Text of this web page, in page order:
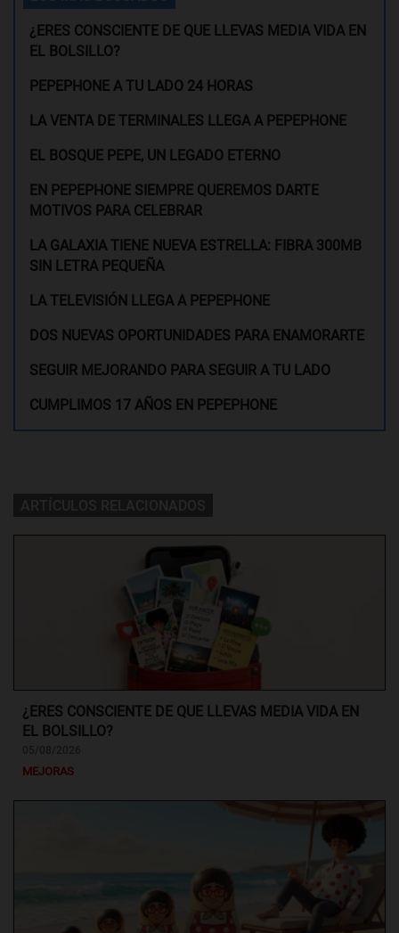
¿ERES CONSCIENTE DE QUE LLEVAS MEDIA VIDA EN
EL BOLSILLO?
PEPEPHONE A TU LADO 24 HORAS
LA VENTA DE TERMINALES LLEGA A PEPEPHONE
EL BOSQUE PEPE, UN LEGADO ETERNO
EN PEPEPHONE SIEMPRE QUEREMOS DARTE
MOTIVOS PARA CELEBRAR
LA GALAXIA TIENE NUEVA ESTRELLA: FIBRA 300MB
SIN LETRA PEQUEÑA
LA TELEVISIÓN LLEGA A PEPEPHONE
DOS NUEVAS OPORTUNIDADES PARA ENAMORARTE
SEGUIR MEJORANDO PARA SEGUIR A TU LADO
CUMPLIMOS 17 AÑOS EN PEPEPHONE
¿ERES CONSCIENTE DE QUE LLEVAS MEDIA VIDA EN
EL BOLSILLO?
MEJORAS